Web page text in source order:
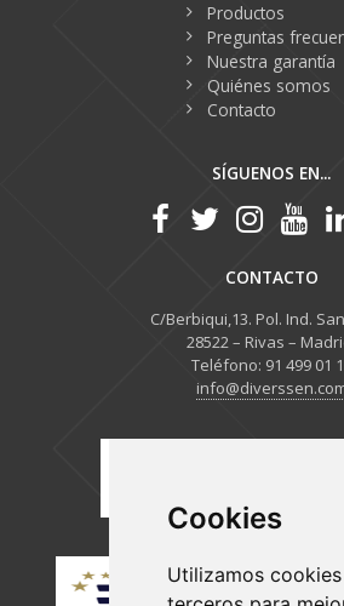
Cookies
Utilizamos
Productos
Preguntas
Nuestra garantía
Quiénes somos
Contacto
SÍGUENOS EN...
CONTACTO
C/Berbiqui,13. Pol. Ind.
28522 – Rivas –
Teléfono: 91 499 01